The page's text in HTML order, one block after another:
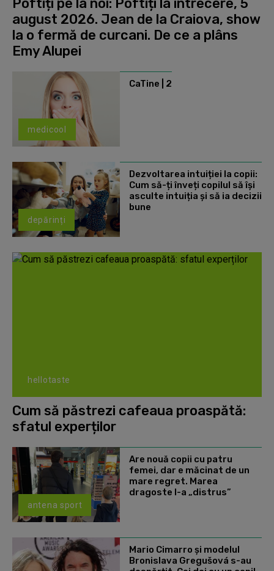
Poftiți pe la noi: Poftiți la întrecere, 5
august 2026. Jean de la Craiova, show
la o fermă de curcani. De ce a plâns
Emy Alupei
medicool
CaTine | 2
depărinți
Dezvoltarea intuiției la copii:
Cum să-ți înveți copilul să își
asculte intuiția și să ia decizii
bune
hellotaste
Cum să păstrezi cafeaua proaspătă:
sfatul experților
antena sport
Are nouă copii cu patru
femei, dar e măcinat de un
mare regret. Marea
dragoste l-a „distrus”
Mario Cimarro și modelul
Bronislava Gregušová s-au